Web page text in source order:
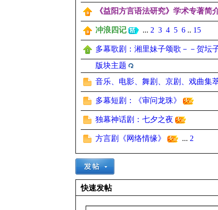
《益阳方言语法研究》学术专著简
冲浪四记 ... 2 3 4 5 6 .. 15
多幕歌剧：湘里妹子颂歌－－贺坛
版块主题
音乐、电影、舞剧、京剧、戏曲集
多幕短剧：《审问龙珠》
独幕神话剧：七夕之夜
方言剧《网络情缘》 ... 2
快速发帖